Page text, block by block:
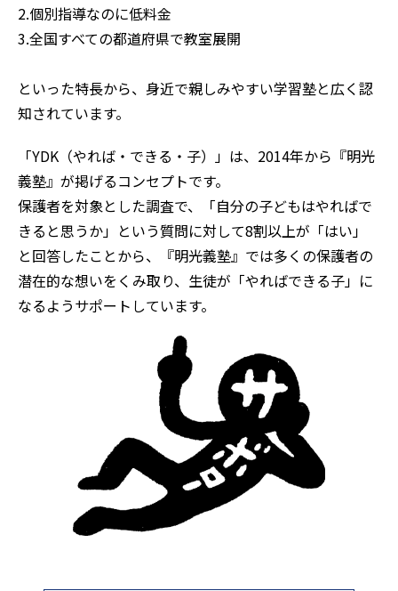
2.個別指導なのに低料金
3.全国すべての都道府県で教室展開
といった特長から、身近で親しみやすい学習塾と広く認
知されています。
「YDK（やれば・できる・子）」は、2014年から『明光
義塾』が掲げるコンセプトです。
保護者を対象とした調査で、「自分の子どもはやればで
きると思うか」という質問に対して8割以上が「はい」
と回答したことから、『明光義塾』では多くの保護者の
潜在的な想いをくみ取り、生徒が「やればできる子」に
なるようサポートしています。